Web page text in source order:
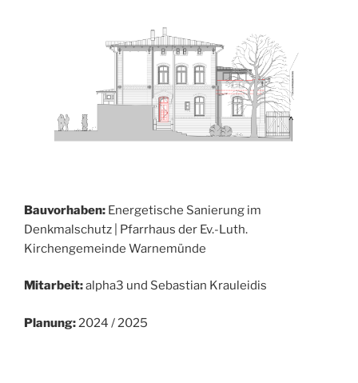
Bauvorhaben: Energetische Sanierung im
Denkmalschutz | Pfarrhaus der Ev.-Luth.
Kirchengemeinde Warnemünde
Mitarbeit:alpha3 und Sebastian Krauleidis
Planung:2024 / 2025